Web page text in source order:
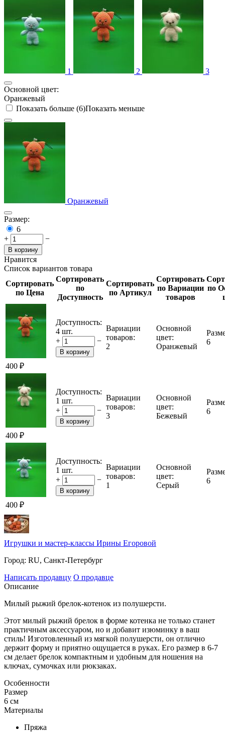
1 2 3
Основной цвет:
Оранжевый
Показать больше (6)Показать меньше
Оранжевый
Размер:
6
+
−
В корзину
Нравится
Список вариантов товара
Сортировать
по Цена
Сортировать
по
Доступность
Сортировать
по Артикул
Сортировать
по Вариации
товаров
по
‍400‍ ₽
Доступность:
4 шт.
+
−
В корзину
Вариации
товаров:
2
Основной
цвет:
Оранжевый
6
‍400‍ ₽
Доступность:
1 шт.
+
−
В корзину
Вариации
товаров:
3
Основной
цвет:
Бежевый
6
‍400‍ ₽
Доступность:
1 шт.
+
−
В корзину
Вариации
товаров:
1
Основной
цвет:
Серый
6
Игрушки и мастер-классы Ирины Егоровой
Город: RU, Санкт-Петербург
Написать продавцу О продавце
Описание
Милый рыжий брелок-котенок из полушерсти.
Этот милый рыжий брелок в форме котенка не только станет
практичным аксессуаром, но и добавит изюминку в ваш
стиль! Изготовленный из мягкой полушерсти, он отлично
держит форму и приятно ощущается в руках. Его размер в 6-7
см делает брелок компактным и удобным для ношения на
ключах, сумочках или рюкзаках.
Особенности
Размер
6 см
Материалы
Пряжа